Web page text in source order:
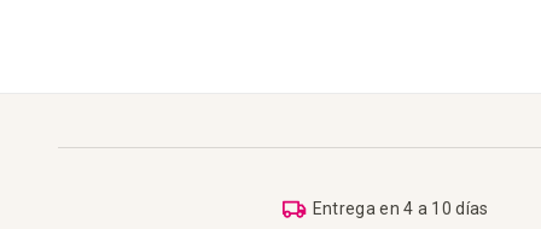
Entrega en 4 a 10 días